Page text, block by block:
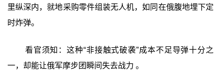
里纵深内，就地采购零件组装无人机，如同在俄腹地埋下定
时炸弹。
看官须知：这种“非接触式破袭”成本不足导弹十分之
一，却能让俄军摩步团瞬间失去战力 。